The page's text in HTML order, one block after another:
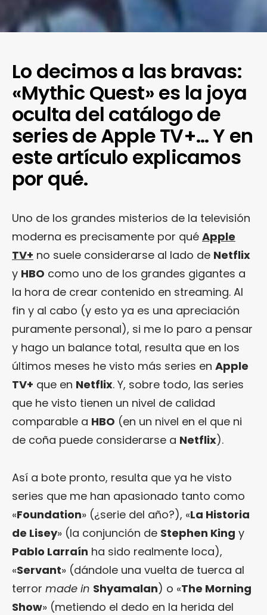
Lo decimos a las bravas:
«Mythic Quest» es la joya
oculta del catálogo de
series de Apple TV+… Y en
este artículo explicamos
por qué.
Uno de los grandes misterios de la televisión
moderna es precisamente por qué Apple
TV+ no suele considerarse al lado de Netflix
y HBO como uno de los grandes gigantes a
la hora de crear contenido en streaming. Al
fin y al cabo (y esto ya es una apreciación
puramente personal), si me lo paro a pensar
y hago un balance total, resulta que en los
últimos meses he visto más series en Apple
TV+ que en Netflix. Y, sobre todo, las series
que he visto tienen un nivel de calidad
comparable a HBO (en un nivel en el que ni
de coña puede considerarse a Netflix).
Así a bote pronto, resulta que ya he visto
series que me han apasionado tanto como
«Foundation» (¿serie del año?), «La Historia
de Lisey» (la conjunción de Stephen King y
Pablo Larraín ha sido realmente loca),
«Servant» (dándole una vuelta de tuerca al
terror made in Shyamalan) o «The Morning
Show» (metiendo el dedo en la herida del